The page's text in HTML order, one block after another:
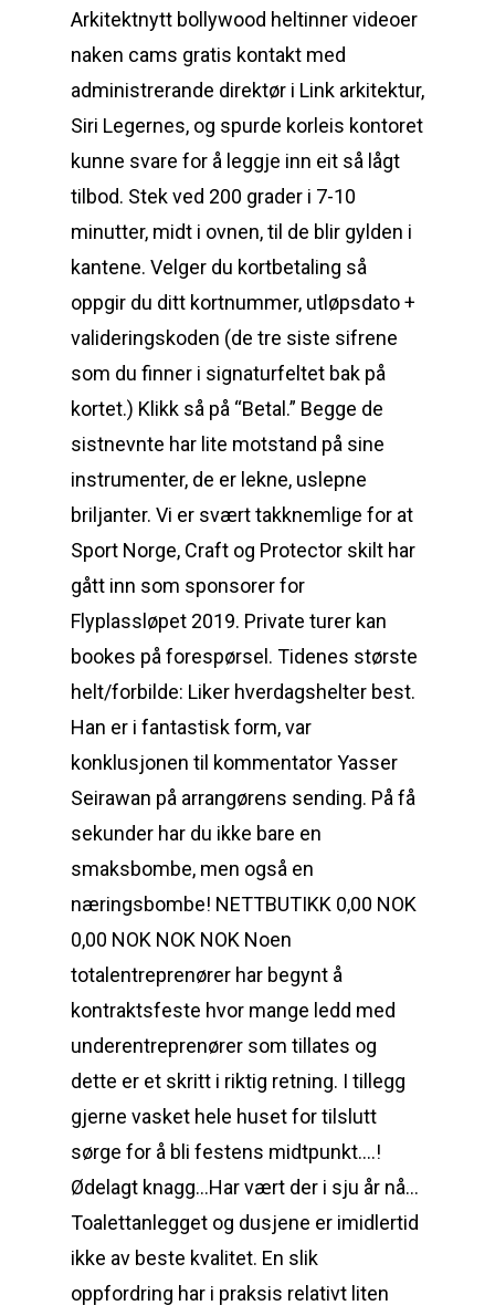
Arkitektnytt bollywood heltinner videoer
naken cams gratis kontakt med
administrerande direktør i Link arkitektur,
Siri Legernes, og spurde korleis kontoret
kunne svare for å leggje inn eit så lågt
tilbod. Stek ved 200 grader i 7-10
minutter, midt i ovnen, til de blir gylden i
kantene. Velger du kortbetaling så
oppgir du ditt kortnummer, utløpsdato +
valideringskoden (de tre siste sifrene
som du finner i signaturfeltet bak på
kortet.) Klikk så på “Betal.” Begge de
sistnevnte har lite motstand på sine
instrumenter, de er lekne, uslepne
briljanter. Vi er svært takknemlige for at
Sport Norge, Craft og Protector skilt har
gått inn som sponsorer for
Flyplassløpet 2019. Private turer kan
bookes på forespørsel. Tidenes største
helt/forbilde: Liker hverdagshelter best.
Han er i fantastisk form, var
konklusjonen til kommentator Yasser
Seirawan på arrangørens sending. På få
sekunder har du ikke bare en
smaksbombe, men også en
næringsbombe! NETTBUTIKK 0,00 NOK
0,00 NOK NOK NOK Noen
totalentreprenører har begynt å
kontraktsfeste hvor mange ledd med
underentreprenører som tillates og
dette er et skritt i riktig retning. I tillegg
gjerne vasket hele huset for tilslutt
sørge for å bli festens midtpunkt….!
Ødelagt knagg…Har vært der i sju år nå…
Toalettanlegget og dusjene er imidlertid
ikke av beste kvalitet. En slik
oppfordring har i praksis relativt liten